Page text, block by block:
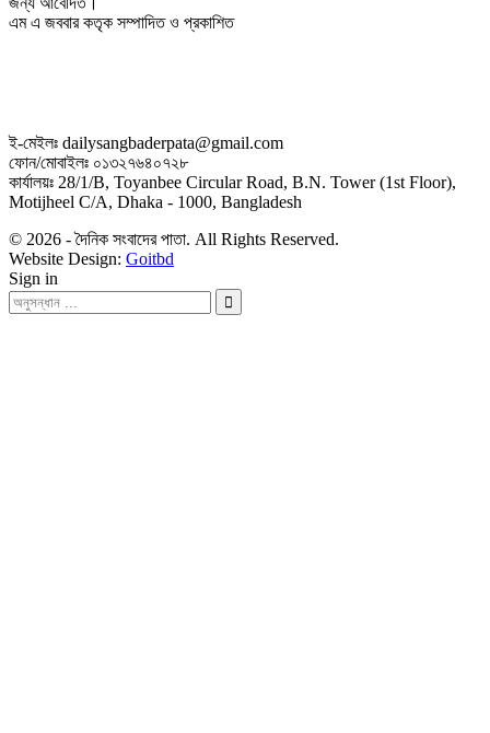
এম এ জববার কতৃক সম্পাদিত ও প্রকাশিত
ই-মেইলঃ dailysangbaderpata@gmail.com
ফোন/মোবাইলঃ ০১৩২৭৬৪০৭২৮
কার্যালয়ঃ 28/1/B, Toyanbee Circular Road, B.N. Tower (1st Floor),
Motijheel C/A, Dhaka - 1000, Bangladesh
© 2026 - দৈনিক সংবাদের পাতা. All Rights Reserved.
Website Design: Goitbd
Sign in